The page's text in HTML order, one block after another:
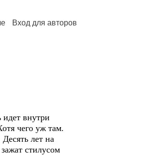
Вход для авторов
идет внутри
чего уж там.
лет на
стилусом